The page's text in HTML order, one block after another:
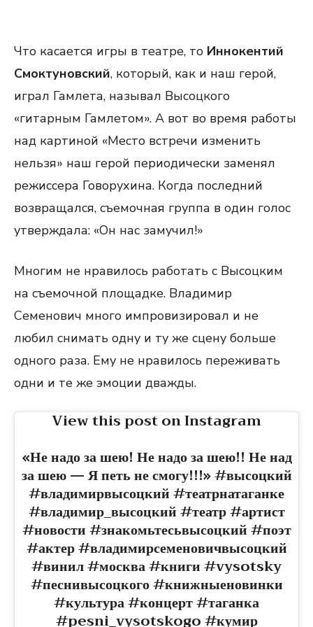
Что касается игры в театре, то Иннокентий
Смоктуновский, который, как и наш герой,
играл Гамлета, называл Высоцкого
«гитарным Гамлетом». А вот во время работы
над картиной «Место встречи изменить
нельзя» наш герой периодически заменял
режиссера Говорухина. Когда последний
возвращался, съемочная группа в один голос
утверждала: «Он нас замучил!»
Многим не нравилось работать с Высоцким
на съемочной площадке. Владимир
Семенович много импровизировал и не
любил снимать одну и ту же сцену больше
одного раза. Ему не нравилось переживать
одни и те же эмоции дважды.
View this post on Instagram
«Не надо за шею! Не надо за шею!! Не над
за шею — Я петь не смогу!!!» #высоцкий
#владимирвысоцкий #театрнатаганке
#владимир_высоцкий #театр #артист
#новости #знакомьтесьвысоцкий #поэт
#актер #владимирсеменовичвысоцкий
#винил #москва #книги #vysotsky
#песнивысоцкого #книжныеновинки
#культура #концерт #таганка
#pesni_vysotskogo #кумир